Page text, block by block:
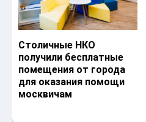
Столичные НКО
получили бесплатные
помещения от города
для оказания помощи
москвичам